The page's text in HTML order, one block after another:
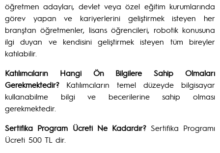
öğretmen adayları, devlet veya özel eğitim kurumlarında
görev yapan ve kariyerlerini geliştirmek isteyen her
branştan öğretmenler, lisans öğrencileri, robotik konusuna
ilgi duyan ve kendisini geliştirmek isteyen tüm bireyler
katılabilir.
Katılımcıların Hangi Ön Bilgilere Sahip Olmaları
Gerekmektedir?Katılımcıların temel düzeyde bilgisayar
kullanabilme bilgi ve becerilerine sahip olması
gerekmektedir.
Sertifika Program Ücreti Ne Kadardır?Sertifika Programı
Ücreti 500 TL dir.